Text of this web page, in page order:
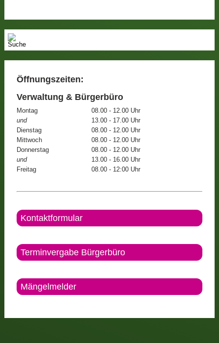
Öffnungszeiten:
Verwaltung & Bürgerbüro
Montag
08.00 - 12.00 Uhr
und
13.00 - 17.00 Uhr
Dienstag
08.00 - 12.00 Uhr
Mittwoch
08.00 - 12.00 Uhr
Donnerstag
08.00 - 12.00 Uhr
und
13.00 - 16.00 Uhr
Freitag
08.00 - 12:00 Uhr
Kontaktformular
Terminvergabe Bürgerbüro
Mängelmelder